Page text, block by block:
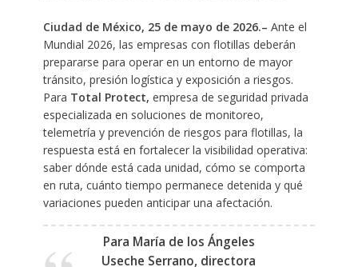
Ciudad de México, 25 de mayo de 2026.– Ante el
Mundial 2026, las empresas con flotillas deberán
prepararse para operar en un entorno de mayor
tránsito, presión logística y exposición a riesgos.
Para Total Protect, empresa de seguridad privada
especializada en soluciones de monitoreo,
telemetría y prevención de riesgos para flotillas, la
respuesta está en fortalecer la visibilidad operativa:
saber dónde está cada unidad, cómo se comporta
en ruta, cuánto tiempo permanece detenida y qué
variaciones pueden anticipar una afectación.
Para María de los Ángeles
Useche Serrano, directora